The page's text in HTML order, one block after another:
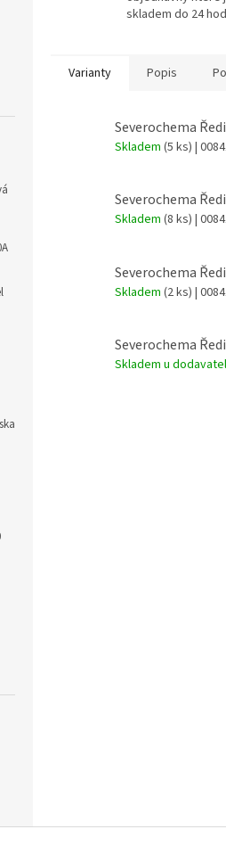
skladem do 24
Varianty Popis
Severochema
Skladem (5 ks) |
Severochema
Skladem (8 ks) |
Severochema
Skladem (2 ks) |
Severochema
Skladem u